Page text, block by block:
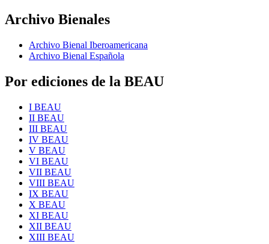
Archivo Bienales
Archivo Bienal Iberoamericana
Archivo Bienal Española
Por ediciones de la BEAU
I BEAU
II BEAU
III BEAU
IV BEAU
V BEAU
VI BEAU
VII BEAU
VIII BEAU
IX BEAU
X BEAU
XI BEAU
XII BEAU
XIII BEAU